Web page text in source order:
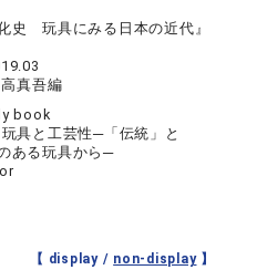
史 玩具にみる日本の近代』
真吾編
book
玩具と工芸性─「伝統」と
ある玩具から─
【 display / non-display】